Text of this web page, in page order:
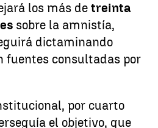
los más de treinta
sobre la amnistía,
dictaminando
fuentes consultadas por
por cuarto
el objetivo, que